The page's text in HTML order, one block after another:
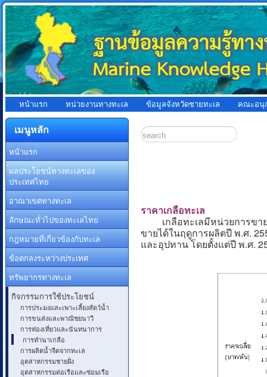
หน้าแรก หน่วยงานทางทะเล ข้อมูลจังหวัดชายทะเล คณะอนุ
เมนูหลัก
หน้าแรก
ผลประโยชน์ทางทะเลของ
ประเทศไทย
อาณาเขตทางทะเล
ลักษณะทั่วไปของทะเลไทย
กฎหมายที่เกี่ยวข้องกับทะเล
ข้อตกลงระหว่างประเทศ
ทรัพยากรทางทะเล
กิจกรรมการใช้ประโยชน์
การประมงและเพาะเลี้ยงสัตว์น้ำ
การขนส่งและพาณิชยนาวี
การท่องเที่ยวและนันทนาการ
การทำนาเกลือ
การผลิตน้ำจืดจากทะเล
อุตสาหกรรมชายฝั่ง
อุตสาหกรรมต่อเรือและซ่อมเรือ
ราคาเกลือทะเล
เกลือทะเลมีหน่วยการขายเ
ขายได้ในฤดูการผลิตปี พ.ศ.
และอุปทาน โดยตั้งแต่ปี พ.ศ.